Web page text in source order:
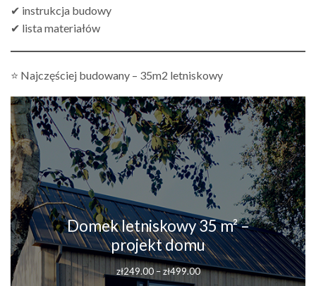
✔ instrukcja budowy
✔ lista materiałów
⭐ Najczęściej budowany – 35m2 letniskowy
Domek letniskowy 35 m² –
projekt domu
zł249.00 – zł499.00Zakres